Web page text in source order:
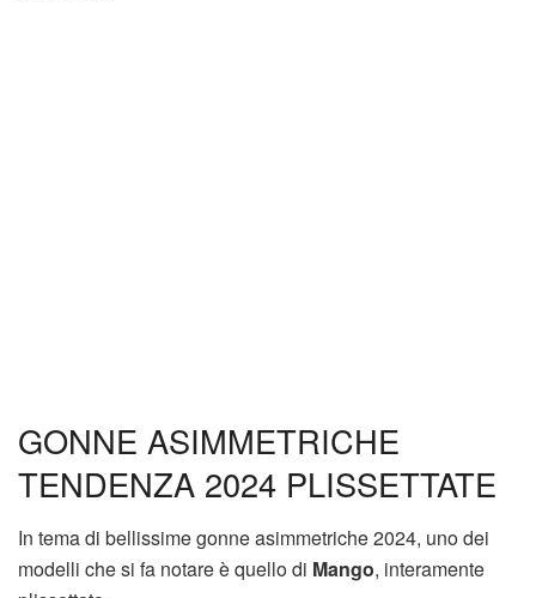
GONNE ASIMMETRICHE
TENDENZA 2024 PLISSETTATE
In tema di bellissime gonne asimmetriche 2024, uno dei
modelli che si fa notare è quello di Mango, interamente